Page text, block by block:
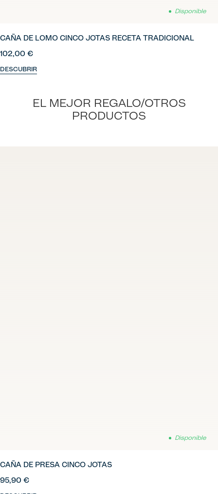
Disponible
CAÑA DE LOMO CINCO JOTAS RECETA TRADICIONAL
102,00 €
DESCUBRIR
EL MEJOR REGALO/OTROS
PRODUCTOS
Disponible
CAÑA DE PRESA CINCO JOTAS
95,90 €